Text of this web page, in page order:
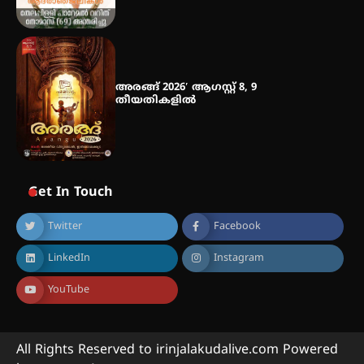
അരങ്ങ് 2026′ ആഗസ്റ്റ് 8, 9
തീയതികളിൽ
Get In Touch
Twitter Facebook
LinkedIn Instagram
YouTube
All Rights Reserved to irinjalakudalive.com Powered